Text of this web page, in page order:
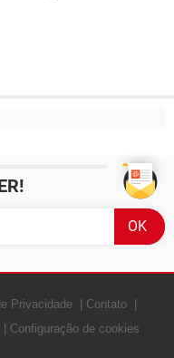
Privacidade
Contato
Configuração de cookies